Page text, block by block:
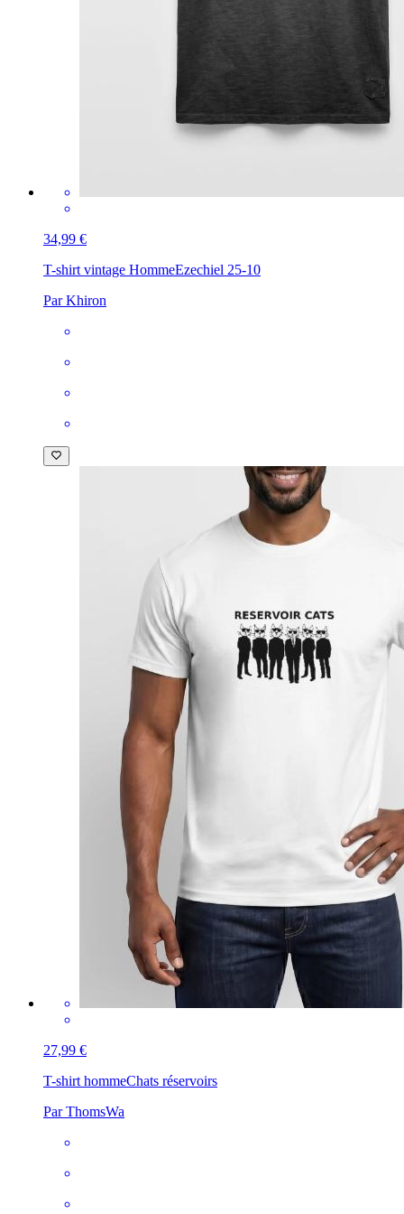
34,99 €
T-shirt vintage HommeEzechiel 25-10
Par Khiron
27,99 €
T-shirt hommeChats réservoirs
Par ThomsWa